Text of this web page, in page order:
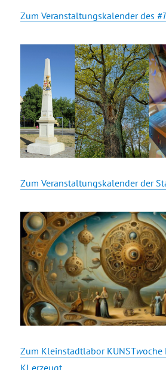
Zum Veranstaltungskalender des
Zum Veranstaltungskalender der
Zum Kleinstadtlabor KUNSTwoche
KI erzeugt